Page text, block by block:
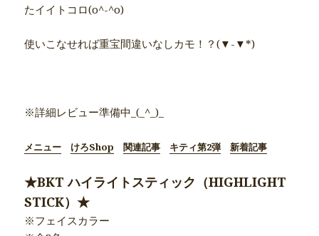
たイイトコロ(o^-^o)
使いこなせれば重宝間違いなしカモ！？(▼-▼*)
※詳細レビュー準備中_(_^_)_
メニュー けろShop 関連記事 キティ第2弾 新着記事
★BKT ハイライトスティック（HIGHLIGHT
STICK）★
※フェイスカラー